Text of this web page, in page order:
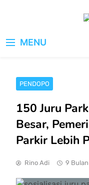
MENU
PENDOPO
150 Juru
Besar,
Parkir Lebih
Rino Adi 9